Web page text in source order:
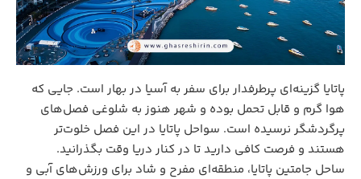
پاتایا گزینه‌ای پرطرفدار برای سفر به آسیا در بهار است. جایی که
هوا گرم و قابل تحمل بوده و شهر هنوز به شلوغی فصل‌های
پرگردشگر نرسیده است. سواحل پاتایا در این فصل خلوت‌تر
هستند و فرصت کافی دارید تا در کنار دریا وقت بگذرانید.
ساحل جامتین پاتایا، منطقه‌ای مفرح و شاد برای ورزش‌های آبی و